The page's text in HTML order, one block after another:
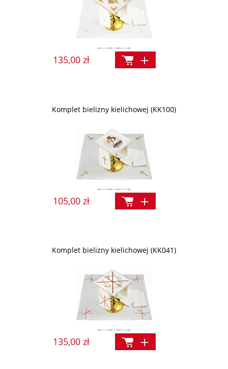
135,00 zł
Komplet bielizny kielichowej (KK100)
105,00 zł
Komplet bielizny kielichowej (KK041)
135,00 zł